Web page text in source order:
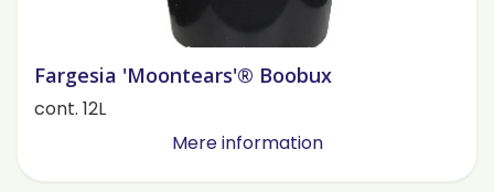
Fargesia 'Moontears'® Boobux
cont. 12L
Mere information